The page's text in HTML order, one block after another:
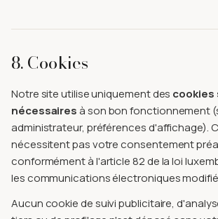
8. Cookies
Notre site utilise uniquement des
nécessairesà son bon fonctionnement
administrateur, préférences d'affichage).
nécessitent pas votre consentement
conformément à l'article 82 de la loi
les communications électroniques
Aucun cookie de suivi publicitaire,